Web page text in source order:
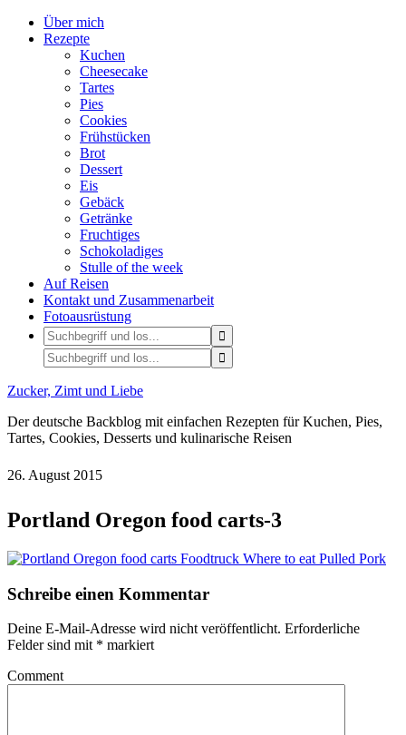
Über mich
Rezepte
Kuchen
Cheesecake
Tartes
Pies
Cookies
Frühstücken
Brot
Dessert
Eis
Gebäck
Getränke
Fruchtiges
Schokoladiges
Stulle of the week
Auf Reisen
Kontakt und Zusammenarbeit
Fotoausrüstung
Zucker, Zimt und Liebe
Der deutsche Backblog mit einfachen Rezepten für Kuchen, Pies,
Tartes, Cookies, Desserts und kulinarische Reisen
26. August 2015
Portland Oregon food carts-3
Schreibe einen Kommentar
Deine E-Mail-Adresse wird nicht veröffentlicht. Erforderliche
Felder sind mit * markiert
Comment